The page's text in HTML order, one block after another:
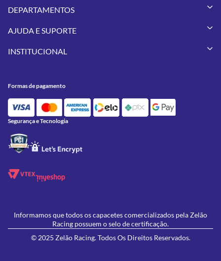
DEPARTAMENTOS
Vestuários
Pneus
Utilidades
Feminino
Lançamentos
AJUDA E SUPORTE
Meus Pedidos
Política de Privacidade
Política de Campanhas e promoções
INSTITUCIONAL
Contato
Oficina/Serviços
Formas de pagamento
Segurança e Tecnologia
Informamos que todos os capacetes comercializados pela Zelão
Racing possuem o selo de certificação.
© 2025 Zelão Racing. Todos Os Direitos Reservados.